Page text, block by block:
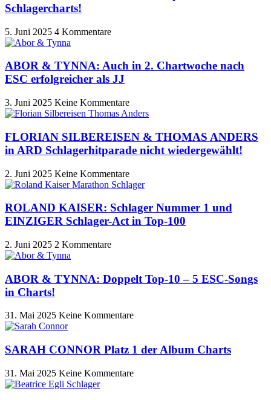
Schlagercharts!
5. Juni 2025 4 Kommentare
ABOR & TYNNA: Auch in 2. Chartwoche nach
ESC erfolgreicher als JJ
3. Juni 2025 Keine Kommentare
FLORIAN SILBEREISEN & THOMAS ANDERS
in ARD Schlagerhitparade nicht wiedergewählt!
2. Juni 2025 Keine Kommentare
ROLAND KAISER: Schlager Nummer 1 und
EINZIGER Schlager-Act in Top-100
2. Juni 2025 2 Kommentare
ABOR & TYNNA: Doppelt Top-10 – 5 ESC-Songs
in Charts!
31. Mai 2025 Keine Kommentare
SARAH CONNOR Platz 1 der Album Charts
31. Mai 2025 Keine Kommentare